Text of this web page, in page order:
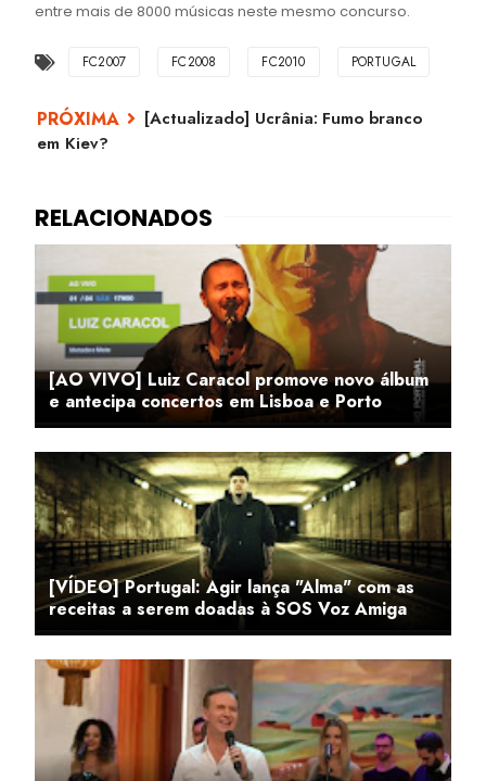
entre mais de 8000 músicas neste mesmo concurso.
FC2007 FC2008 FC2010 PORTUGAL
[Actualizado] Ucrânia: Fumo branco
em Kiev?
[AO VIVO] Luiz Caracol promove novo álbum
e antecipa concertos em Lisboa e Porto
[VÍDEO] Portugal: Agir lança "Alma" com as
receitas a serem doadas à SOS Voz Amiga